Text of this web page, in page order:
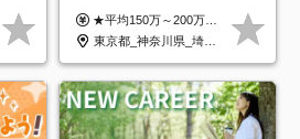
OK/年休130日/平均残業7h/
約2万件の案件から選択
★平均150万～200万円年収UPを実現！ ★前職給与を100％保証！ ★案件内容の開示・明確な評価体制あり ⇒クライアント評価で即昇給を実現したケースも◎ ★年12回（毎月昇給チャンスあり） ■月給35万円～103万円 ※経験・能力・前職給与を考慮し、決定 ※上記給与には月30時間分(6万6500円以上)の固定残業代が含まれます。超過分は手当として別途支給します ※試用期間3ヶ月あり(期間中の給与・待遇面に差異はありません) ▼収入アップの実例をご紹介 ───────────── ★働き方改革をした30代男性（PG） 子どもが生まれたばかりなのに、忙しい現場で残業も月50～60時間が当たり前。 ⇒残業ほぼゼロ＆週3リモートの働き方に！しかも給与もアップ！ ★収入アップした30代男性（PM） 子供が3人いて家計も苦しく、残業代で稼ぐ日々… ⇒残業をたくさんしていた年収額より、100万円以上アップしました！
東京都_神奈川県_埼玉県_千葉県_大阪府_愛知県_北海道_青森県_岩手県_宮城県_秋田県_山形県_福島県_茨城県_栃木県_群馬県_新潟県_山梨県_長野県_富山県_石川県_福井県_静岡県_岐阜県_三重県_兵庫県_京都府_滋賀県_奈良県_和歌山県_広島県_岡山県_鳥取県_島根県_山口県_徳島県_香川県_愛媛県_高知県_福岡県_熊本県_佐賀県_長崎県_大分県_宮崎県_鹿児島県_沖縄県